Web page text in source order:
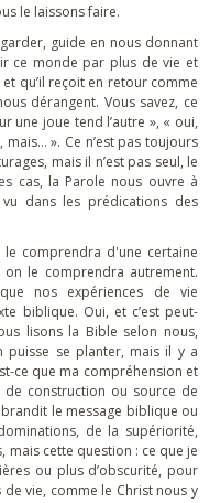
le laissons faire.
guide en nous donnant
ce monde par plus de vie et
qu’il reçoit en retour comme
dérangent. Vous savez, ce
une joue tend l’autre », « oui,
». Ce n’est pas toujours
mais il n’est pas seul, le
cas, la Parole nous ouvre à
dans les prédications des
comprendra d'une certaine
le comprendra autrement.
nos expériences de vie
biblique. Oui, et c’est peut-
lisons la Bible selon nous,
puisse se planter, mais il y a
ce que ma compréhension et
construction ou source de
le message biblique ou
de la supériorité,
mais cette question : ce que je
ou plus d’obscurité, pour
de vie, comme le Christ nous y